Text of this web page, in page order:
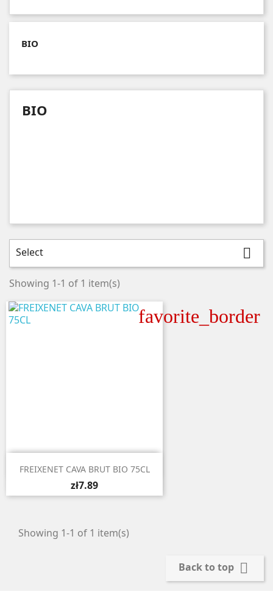
BIO
BIO
Select 
Showing 1-1 of 1 item(s)
favorite_border
 Quick view
FREIXENET CAVA BRUT BIO 75CL
zł7.89
Showing 1-1 of 1 item(s)
Back to top 